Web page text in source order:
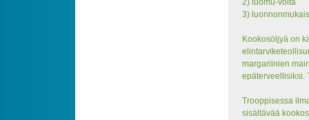
2) luomu-voita
3)
Kookosöljyä on
margariinien
epäterveellisiksi.
Trooppisessa
sisältävää